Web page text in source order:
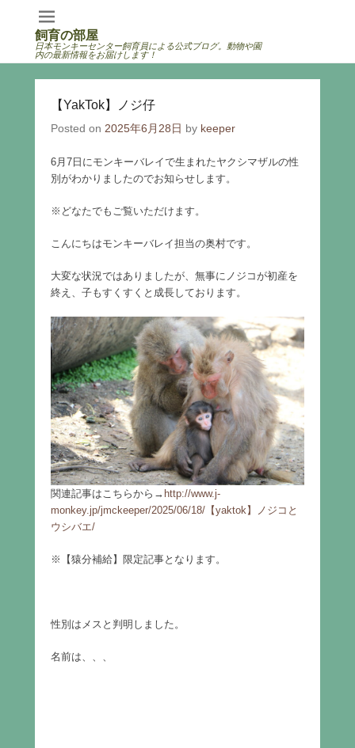
飼育の部屋
日本モンキーセンター飼育員による公式ブログ。動物や園
内の最新情報をお届けします！
【YakTok】ノジ仔
Posted on 2025年6月28日 by keeper
6月7日にモンキーバレイで生まれたヤクシマザルの性
別がわかりましたのでお知らせします。
※どなたでもご覧いただけます。
こんにちはモンキーバレイ担当の奥村です。
大変な状況ではありましたが、無事にノジコが初産を
終え、子もすくすくと成長しております。
関連記事はこちらから→ http://www.j-
monkey.jp/jmckeeper/2025/06/18/【yaktok】ノジコと
ウシバエ/
※【猿分補給】限定記事となります。
性別はメスと判明しました。
名前は、、、